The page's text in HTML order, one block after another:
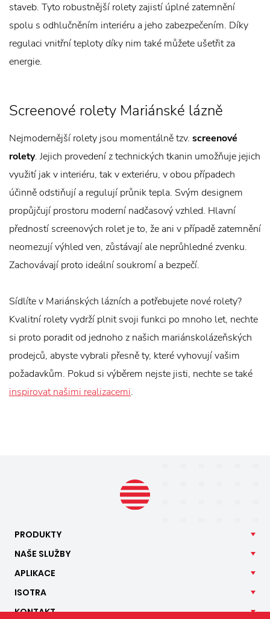
staveb. Tyto robustnější rolety zajistí úplné zatemnění
spolu s odhlučněním interiéru a jeho zabezpečením. Díky
regulaci vnitřní teploty díky nim také můžete ušetřit za
energie.
Screenové rolety Mariánské lázně
Nejmodernější rolety jsou momentálně tzv. screenové
rolety. Jejich provedení z technických tkanin umožňuje jejich
využití jak v interiéru, tak v exteriéru, v obou případech
účinně odstiňují a regulují průnik tepla. Svým designem
propůjčují prostoru moderní nadčasový vzhled. Hlavní
předností screenových rolet je to, že ani v případě zatemnění
neomezují výhled ven, zůstávají ale neprůhledné zvenku.
Zachovávají proto ideální soukromí a bezpečí.
Sídlíte v Mariánských lázních a potřebujete nové rolety?
Kvalitní rolety vydrží plnit svoji funkci po mnoho let, nechte
si proto poradit od jednoho z našich mariánskolázeňských
prodejců, abyste vybrali přesně ty, které vyhovují vašim
požadavkům. Pokud si výběrem nejste jisti, nechte se také
inspirovat našimi realizacemi.
PRODUKTY
NAŠE SLUŽBY
APLIKACE
ISOTRA
KONTAKT